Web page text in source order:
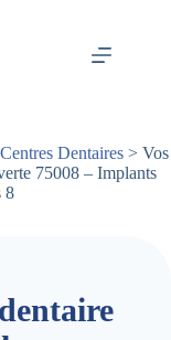
Dentaires > Vos
75008 – Implants
8